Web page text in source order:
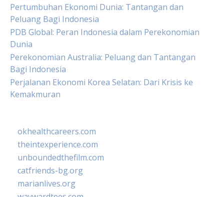
Pertumbuhan Ekonomi Dunia: Tantangan dan
Peluang Bagi Indonesia
PDB Global: Peran Indonesia dalam Perekonomian
Dunia
Perekonomian Australia: Peluang dan Tantangan
Bagi Indonesia
Perjalanan Ekonomi Korea Selatan: Dari Krisis ke
Kemakmuran
okhealthcareers.com
theintexperience.com
unboundedthefilm.com
catfriends-bg.org
marianlives.org